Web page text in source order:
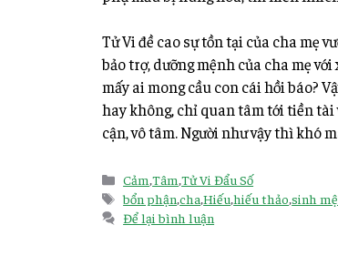
Tử Vi đề cao sự tồn tại của cha mẹ
bảo trợ, dưỡng mệnh của cha mẹ
mấy ai mong cầu con cái hồi báo?
hay không, chỉ quan tâm tới tiền
cận, vô tâm. Người như vậy thì khó
Cảm,Tâm,Tử Vi Đẩu Số
bổn phận,cha,Hiếu,hiếu thảo,sinh
Để lại bình luận